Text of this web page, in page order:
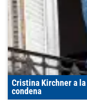
Cristina Kirchner a la
condena